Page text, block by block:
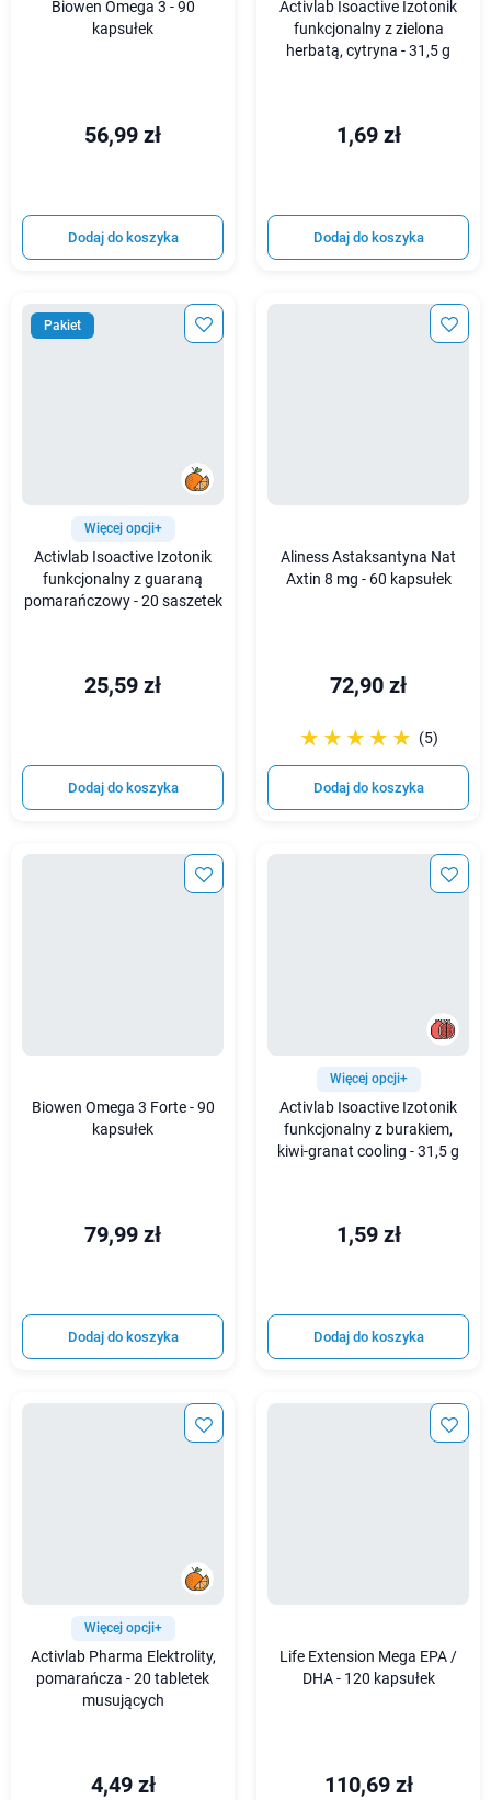
Biowen Omega 3 - 90
kapsułek
56,99 zł
Dodaj do koszyka
Activlab Isoactive Izotonik
funkcjonalny z zielona
herbatą, cytryna - 31,5 g
1,69 zł
Dodaj do koszyka
Pakiet
Więcej opcji+
Activlab Isoactive Izotonik
funkcjonalny z guaraną
pomarańczowy - 20 saszetek
25,59 zł
Dodaj do koszyka
Aliness Astaksantyna Nat
Axtin 8 mg - 60 kapsułek
72,90 zł
☆☆☆☆☆
★★★★★ (5)
Dodaj do koszyka
Biowen Omega 3 Forte - 90
kapsułek
79,99 zł
Dodaj do koszyka
Więcej opcji+
Activlab Isoactive Izotonik
funkcjonalny z burakiem,
kiwi-granat cooling - 31,5 g
1,59 zł
Dodaj do koszyka
Więcej opcji+
Activlab Pharma Elektrolity,
pomarańcza - 20 tabletek
musujących
4,49 zł
Life Extension Mega EPA /
DHA - 120 kapsułek
110,69 zł